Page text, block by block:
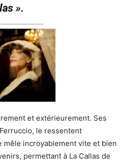
».
et extérieurement. Ses
le ressentent
mêle incroyablement vite et bien
permettant à La Callas de